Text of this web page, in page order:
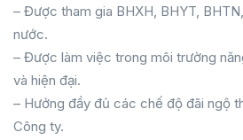
– Được tham gia BHXH, BHYT,
nước.
– Được làm việc trong môi trường
và hiện đại.
– Hưởng đầy đủ các chế độ đãi ngộ
Công ty.